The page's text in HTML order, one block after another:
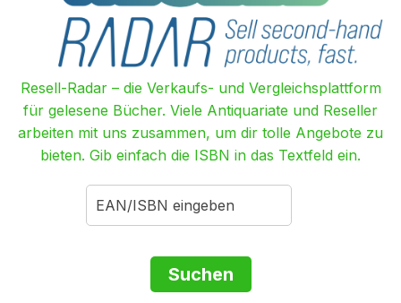
Resell-Radar – die Verkaufs- und Vergleichsplattform
für gelesene Bücher. Viele Antiquariate und Reseller
arbeiten mit uns zusammen, um dir tolle Angebote zu
bieten. Gib einfach die ISBN in das Textfeld ein.